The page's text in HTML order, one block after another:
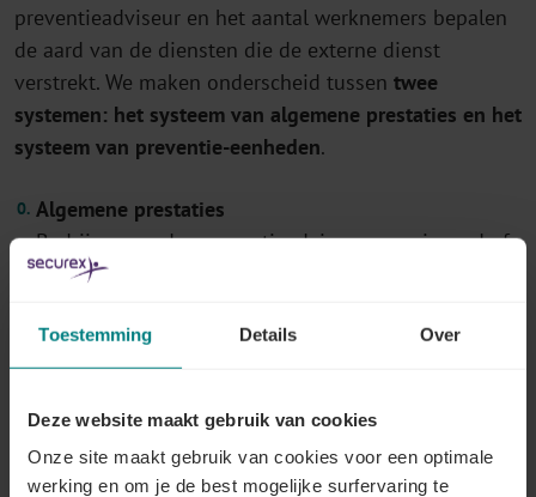
Toestemming Details Over
Deze website maakt gebruik van cookies
Onze site maakt gebruik van cookies voor een optimale
werking en om je de best mogelijke surfervaring te
preventieadviseur en het aantal werknemers bepalen
de aard van de diensten die de externe dienst
verstrekt. We maken onderscheid tussen twee
systemen: het systeem van algemene prestaties en het
systeem van preventie-eenheden.
Algemene prestaties
Bedrijven zonder preventieadviseur van niveau I of
II volgen het systeem van algemene prestaties, dat
Preventie-eenheden
of II beschikken over meerdere preventie-eenheden.
De werkgever kan die eenheden besteden in de
vorm van prestaties van de externe dienst.